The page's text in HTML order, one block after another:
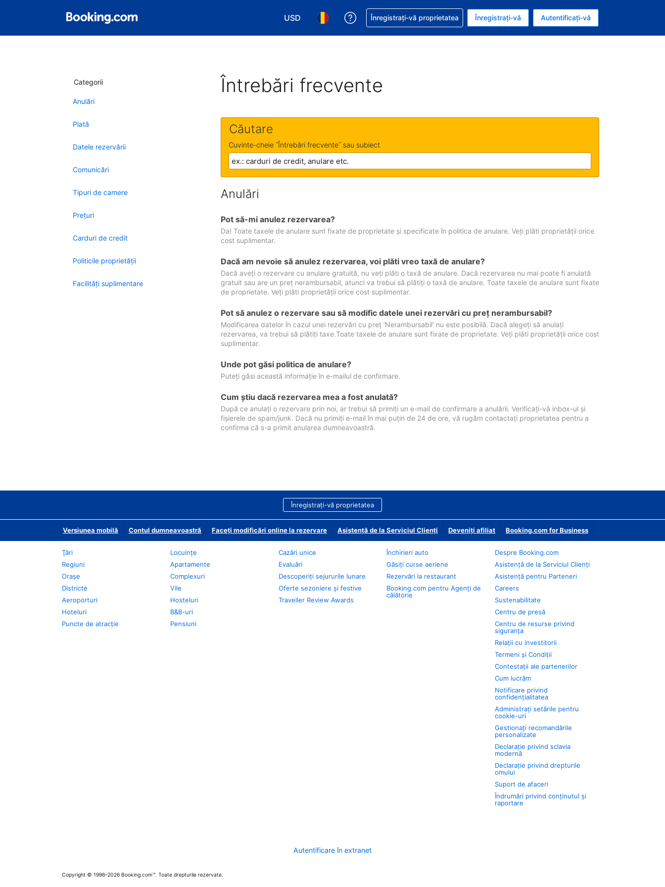
USD
Alegeţi moneda. Moneda actuală este Dolar american
Alegeți limba. Limba actuală este Română
Primiți asistență cu privire la rezervarea dvs.
Înregistrați-vă proprietatea Înregistrați-vă Autentificați-vă
Categorii
Anulări
Plată
Datele rezervării
Comunicări
Tipuri de camere
Preţuri
Carduri de credit
Politicile proprietății
Facilităţi suplimentare
Întrebări frecvente
Căutare
Cuvinte-cheie ˝Întrebări frecvente˝ sau subiect
Anulări
Pot să-mi anulez rezervarea?
Da! Toate taxele de anulare sunt fixate de proprietate și specificate în politica de anulare. Veți plăti proprietății orice
cost suplimentar.
Dacă am nevoie să anulez rezervarea, voi plăti vreo taxă de anulare?
Dacă aveți o rezervare cu anulare gratuită, nu veți plăti o taxă de anulare. Dacă rezervarea nu mai poate fi anulată
gratuit sau are un preț nerambursabil, atunci va trebui să plătiți o taxă de anulare. Toate taxele de anulare sunt fixate
de proprietate. Veți plăti proprietății orice cost suplimentar.
Pot să anulez o rezervare sau să modific datele unei rezervări cu preţ nerambursabil?
Modificarea datelor în cazul unei rezervări cu preț ‘Nerambursabil’ nu este posibilă. Dacă alegeți să anulați
rezervarea, va trebui să plătiți taxe.Toate taxele de anulare sunt fixate de proprietate. Veți plăti proprietății orice cost
suplimentar.
Unde pot găsi politica de anulare?
Puteți găsi această informație în e-mailul de confirmare.
Cum ştiu dacă rezervarea mea a fost anulată?
După ce anulați o rezervare prin noi, ar trebui să primiți un e-mail de confirmare a anulării. Verificați-vă inbox-ul și
fișierele de spam/junk. Dacă nu primiți e-mail în mai puțin de 24 de ore, vă rugăm contactați proprietatea pentru a
confirma că s-a primit anularea dumneavoastră.
Înregistrați-vă proprietatea
Versiunea mobilă Contul dumneavoastră Faceți modificări online la rezervare Asistență de la Serviciul Clienți Deveniţi afiliat Booking.com for Business
Ţări
Regiuni
Oraşe
Districte
Aeroporturi
Hoteluri
Puncte de atracţie
Locuințe
Apartamente
Complexuri
Vile
Hosteluri
B&B-uri
Pensiuni
Cazări unice
Evaluări
Descoperiți sejururile lunare
Oferte sezoniere și festive
Traveller Review Awards
Închirieri auto
Găsiți curse aeriene
Rezervări la restaurant
Booking.com pentru Agenți de
călătorie
Despre Booking.com
Asistență de la Serviciul Clienți
Asistență pentru Parteneri
Careers
Sustenabilitate
Centru de presă
Centru de resurse privind
siguranța
Relații cu investitorii
Termeni și Condiții
Contestații ale partenerilor
Cum lucrăm
Notificare privind
confidențialitatea
Administrați setările pentru
cookie-uri
Gestionați recomandările
personalizate
Declarație privind sclavia
modernă
Declarație privind drepturile
omului
Suport de afaceri
Îndrumări privind conținutul și
raportare
Autentificare în extranet
Copyright © 1996–2026 Booking.com™. Toate drepturile rezervate.